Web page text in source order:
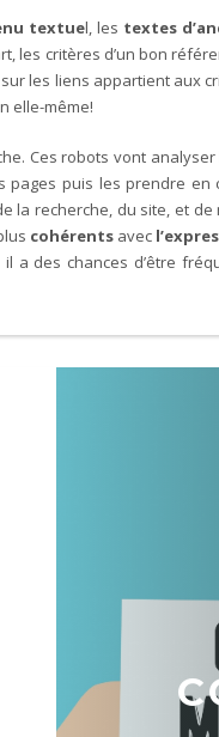
textuel, les textes
les critères d’un bon
les liens appartient aux
elle-même!
Ces robots vont
puis les prendre en
la recherche, du site, et
cohérents avec
il a des chances d’être